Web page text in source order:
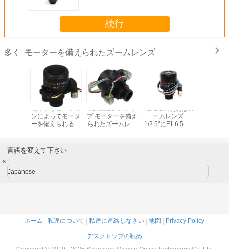
続行
多く モーターを備えられたズームレンズ
高リゾリューショ
ンによってモータ
ーを備えられるズ
MM F1.5 1/1.8"
Varifocalのステッ
プ モーターを備え
られたズームレン
HD DCの焦点はズ
ームレンズ
1/2.5"にF1.6 5MP
言語を変えて下さい
s
Japanese
ホーム | 私達について | 私達に連絡しなさい | 地図 | Privacy Policy
デスクトップの眺め